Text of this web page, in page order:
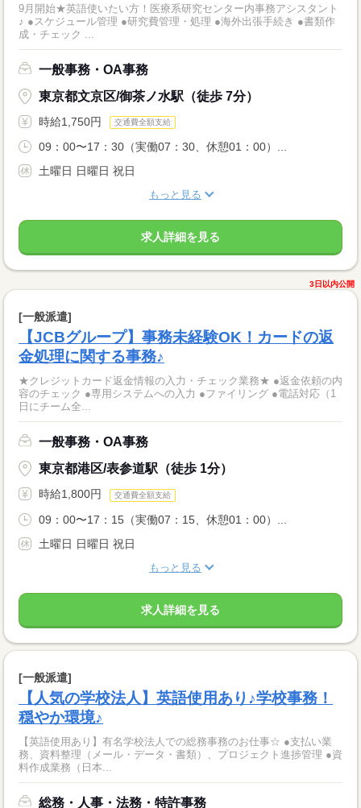
9月開始★英語使いたい方！医療系研究センター内事務アシスタント
♪ ●スケジュール管理 ●研究費管理・処理 ●海外出張手続き ●書類作
成・チェック ...
一般事務・OA事務
東京都文京区/御茶ノ水駅（徒歩 7分）
時給1,750円 交通費全額支給
09：00〜17：30（実働07：30、休憩01：00）...
土曜日 日曜日 祝日
もっと見る
求人詳細を見る
3日以内公開
[一般派遣]
【JCBグループ】事務未経験OK！カードの返
金処理に関する事務♪
★クレジットカード返金情報の入力・チェック業務★ ●返金依頼の内
容のチェック ●専用システムへの入力 ●ファイリング ●電話対応（1
日にチーム全...
一般事務・OA事務
東京都港区/表参道駅（徒歩 1分）
時給1,800円 交通費全額支給
09：00〜17：15（実働07：15、休憩01：00）...
土曜日 日曜日 祝日
もっと見る
求人詳細を見る
[一般派遣]
【人気の学校法人】英語使用あり♪学校事務！
穏やか環境♪
【英語使用あり】有名学校法人での総務事務のお仕事☆ ●支払い業
務、資料整理（メール・データ・書類）、プロジェクト進捗管理 ●資
料作成業務（日本...
総務・人事・法務・特許事務